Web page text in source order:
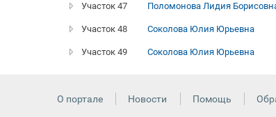
Участок 47 Поломонова Лидия
Участок 48 Соколова Юлия Юрьевна
Участок 49 Соколова Юлия Юрьевна
О портале Новости Помощь